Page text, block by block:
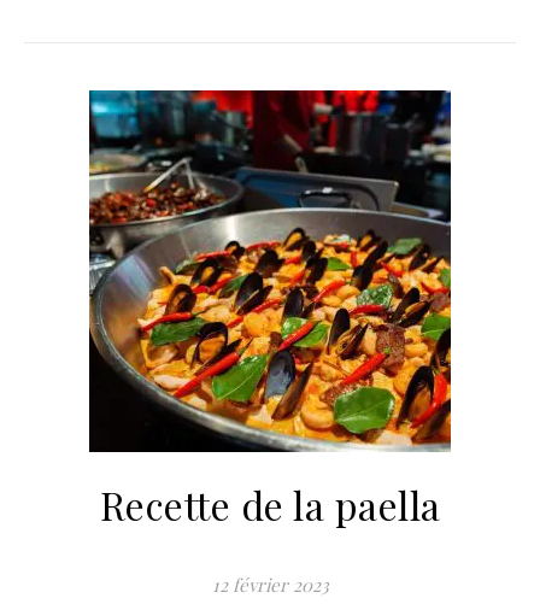
Recette de la paella
12 février 2023